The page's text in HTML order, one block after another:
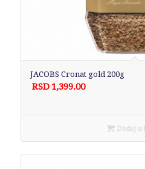
JACOBS Cronat gold 200g
RSD 1,399.00
Dodaj u